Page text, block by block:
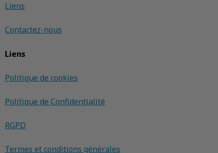
Liens
Contactez-nous
Liens
Politique de cookies
Politique de Confidentialité
RGPD
Termes et conditions générales